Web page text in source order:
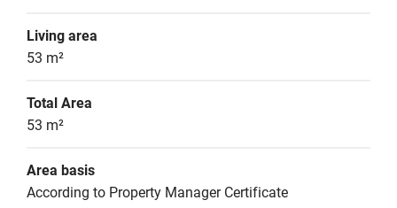
Living area
53 m²
Total Area
53 m²
Area basis
According to Property Manager Certificate